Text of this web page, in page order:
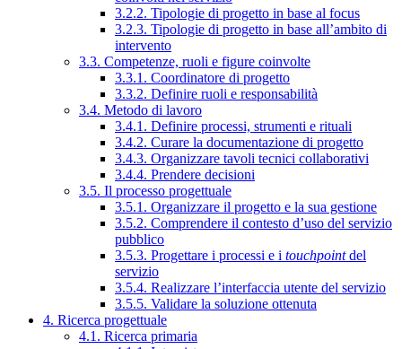
3.2.2. Tipologie di progetto in base al focus
3.2.3. Tipologie di progetto in base all’ambito di
intervento
3.3. Competenze, ruoli e figure coinvolte
3.3.1. Coordinatore di progetto
3.3.2. Definire ruoli e responsabilità
3.4. Metodo di lavoro
3.4.1. Definire processi, strumenti e rituali
3.4.2. Curare la documentazione di progetto
3.4.3. Organizzare tavoli tecnici collaborativi
3.4.4. Prendere decisioni
3.5. Il processo progettuale
3.5.1. Organizzare il progetto e la sua gestione
3.5.2. Comprendere il contesto d’uso del servizio
pubblico
3.5.3. Progettare i processi e i touchpointdel
servizio
3.5.4. Realizzare l’interfaccia utente del servizio
3.5.5. Validare la soluzione ottenuta
4. Ricerca progettuale
4.1. Ricerca primaria